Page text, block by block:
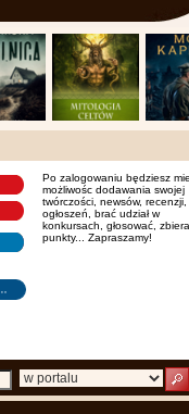
Po zalogowaniu będziesz
możliwośc dodawania swojej
twórczości, newsów, recenzji,
ogłoszeń, brać udział w
konkursach, głosować,
punkty... Zapraszamy!